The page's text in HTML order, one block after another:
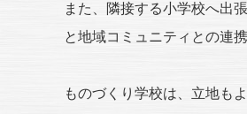
また、隣接する小学校へ出
と地域コミュニティとの連
ものづくり学校は、立地も